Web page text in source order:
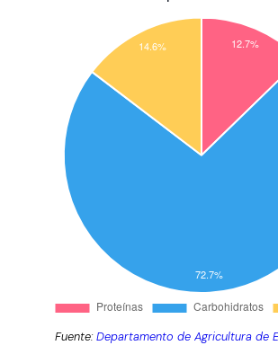
Fuente:Departamento de Agricultura de